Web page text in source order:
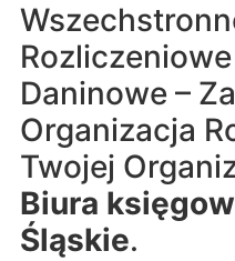
Daninowe –
Organizacja
Twojej
Biura
Śląskie.